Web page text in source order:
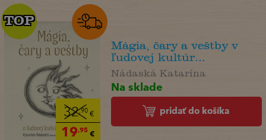
32,90€
19,95€
TOP
TOP
Mágia, čary a veštby v
ľudovej kultúr...
Nádaská Katarína
Na sklade
pridať do košíka